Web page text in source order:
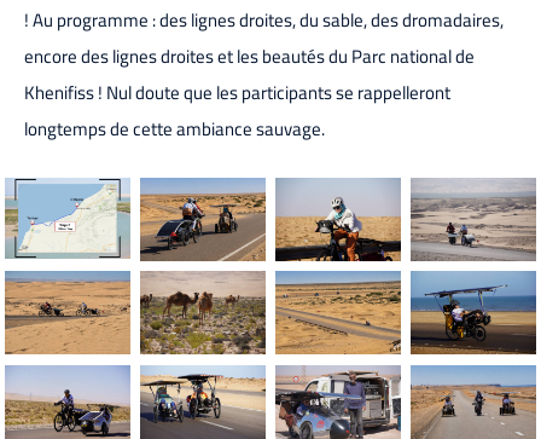
! Au programme : des lignes droites, du sable, des dromadaires,
encore des lignes droites et les beautés du Parc national de
Khenifiss ! Nul doute que les participants se rappelleront
longtemps de cette ambiance sauvage.